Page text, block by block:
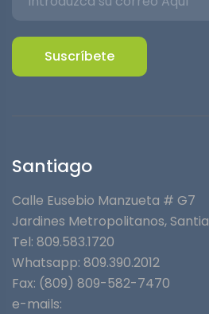
Suscríbete
Santiago
Calle Eusebio Manzueta # G7
Jardines Metropolitanos⁣,
Tel: 809.583.1720
Whatsapp: 809.390.2012
Fax: (809) 809-582-7470
e-mails: